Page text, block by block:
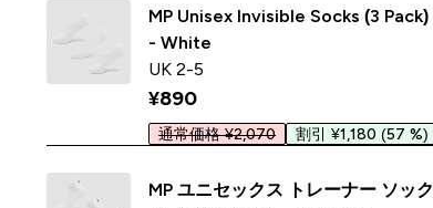
MP Unisex Invisible Socks (3 Pack)
- White
UK 2-5
¥890‎
通常価格 ¥2,070 割引 ¥1,180 (57 %)
MP ユニセックス トレーナー ソック